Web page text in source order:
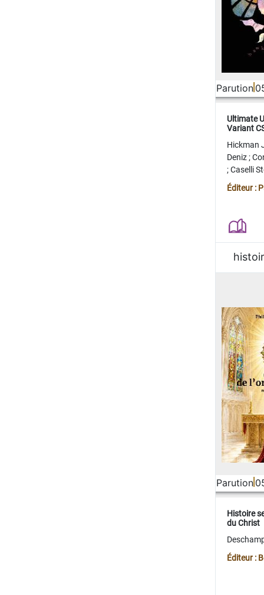
Parution
Ultimate
Variant
Hickman
Deniz;
;Caselli
Juan
Éditeur :
Parution
Histoire
du Christ
Éditeur :